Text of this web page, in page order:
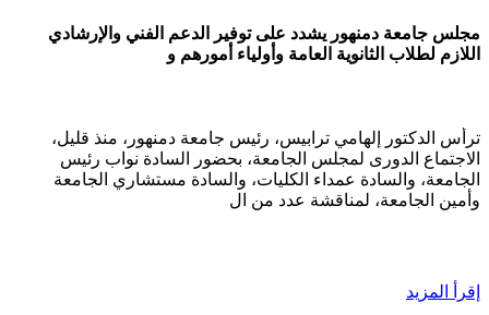
مجلس جامعة دمنهور يشدد على توفير الدعم الفني والإرشادي
اللازم لطلاب الثانوية العامة وأولياء أمورهم و
ترأس الدكتور إلهامي ترابيس، رئيس جامعة دمنهور، منذ قليل،
الاجتماع الدورى لمجلس الجامعة، بحضور السادة نواب رئيس
الجامعة، والسادة عمداء الكليات، والسادة مستشاري الجامعة
وأمين الجامعة، لمناقشة عدد من ال
إقرأ المزيد